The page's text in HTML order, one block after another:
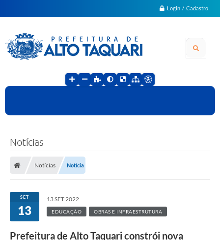
Login / Cadastro
Notícias
Notícias Notícia
SET
13
13 SET 2022
EDUCAÇÃO OBRAS E INFRAESTRUTURA
Prefeitura de Alto Taquari constrói nova